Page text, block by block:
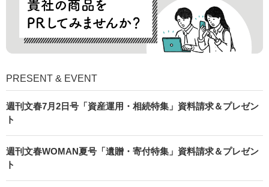
PRESENT & EVENT
週刊文春7月2日号「資産運用・相続特集」資料請求＆プレゼン
ト
週刊文春WOMAN夏号「遺贈・寄付特集」資料請求＆プレゼン
ト